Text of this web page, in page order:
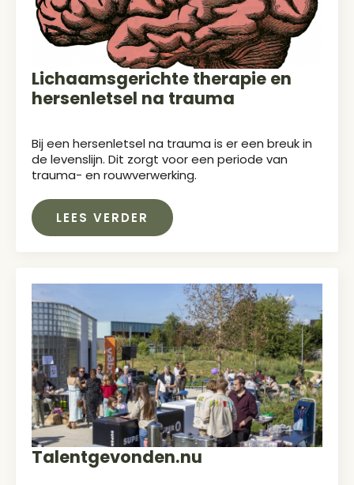
Lichaamsgerichte therapie en
hersenletsel na trauma
Bij een hersenletsel na trauma is er een breuk in
de levenslijn. Dit zorgt voor een periode van
trauma- en rouwverwerking.
LEES VERDER
Talentgevonden.nu